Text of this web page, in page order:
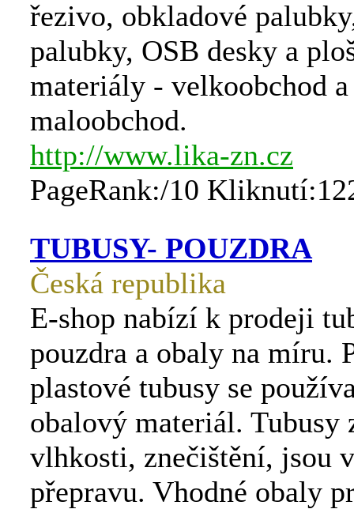
řezivo, obkladové
palubky, OSB desky a
materiály - velkoobchod a
maloobchod.
http://www.lika-zn.cz
PageRank:/10
TUBUSY- POUZDRA
Česká republika
E-shop nabízí k prodeji
pouzdra a obaly na míru.
plastové tubusy se
obalový materiál. Tubusy
vlhkosti, znečištění, jsou
přepravu. Vhodné obaly